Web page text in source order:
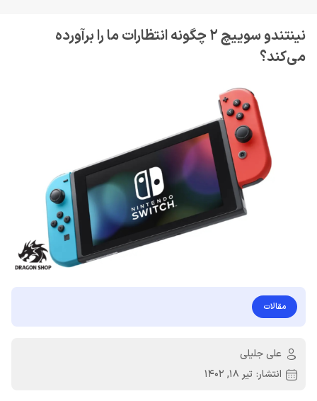
نینتندو سوییچ 2 چگونه انتظارات ما را برآورده
می‌کند؟
مقالات
علی جلیلی
انتشار: تیر 18, 1402